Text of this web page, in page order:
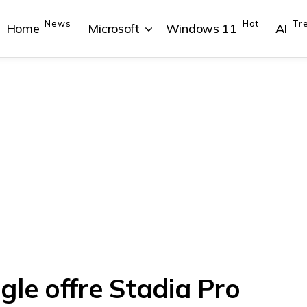
Home News Microsoft Windows 11 Hot AI
offre Stadia Pro